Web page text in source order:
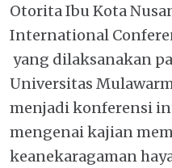
Otorita Ibu Kota
International
yang dilaksanakan
Universitas
menjadi konferensi
mengenai kajian
keanekaragaman